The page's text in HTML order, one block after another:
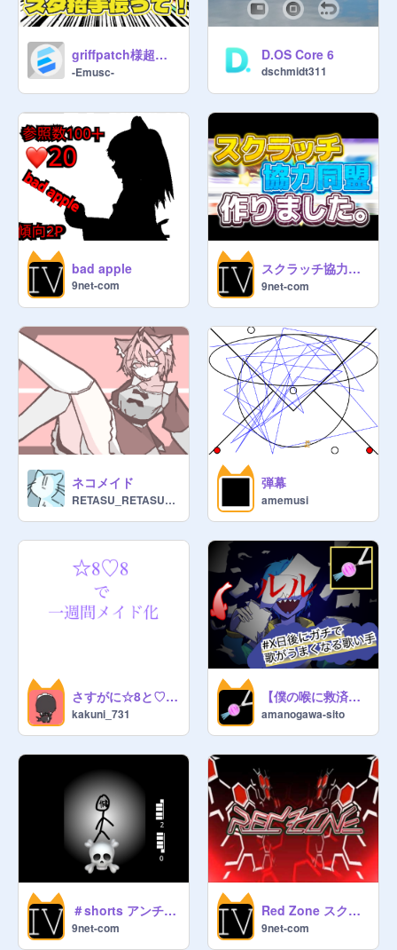
griffpatch様超えたい！
-Emusc-
D.OS Core 6
dschmidt311
bad apple
9net-com
スクラッチ協力同盟作りました。
9net-com
ネコメイド
RETASU_RETASU_RETASU
弾幕
amemusi
さすがに☆8と♡8はいかないだろう
kakuni_731
【僕の喉に救済を】ルル、本気で歌った。
amanogawa-sito
＃shorts アンチした奴の末路
9net-com
Red Zone スクリプト演奏
9net-com